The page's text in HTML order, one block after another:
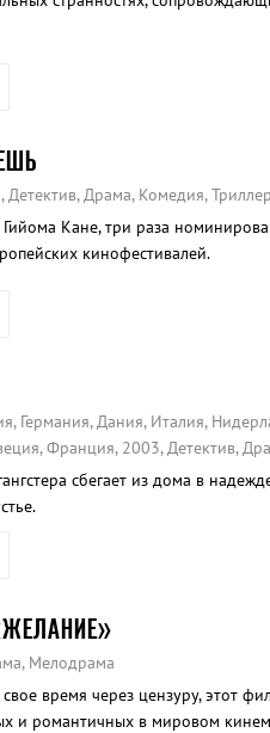
Драма, Комедия, Триллер
Кане, три раза
кинофестивалей.
Германия, Дания, Италия,
Франция, 2003, Детектив,
сбегает из дома в
Мелодрама
время через цензуру, этот
и романтичных в мировом